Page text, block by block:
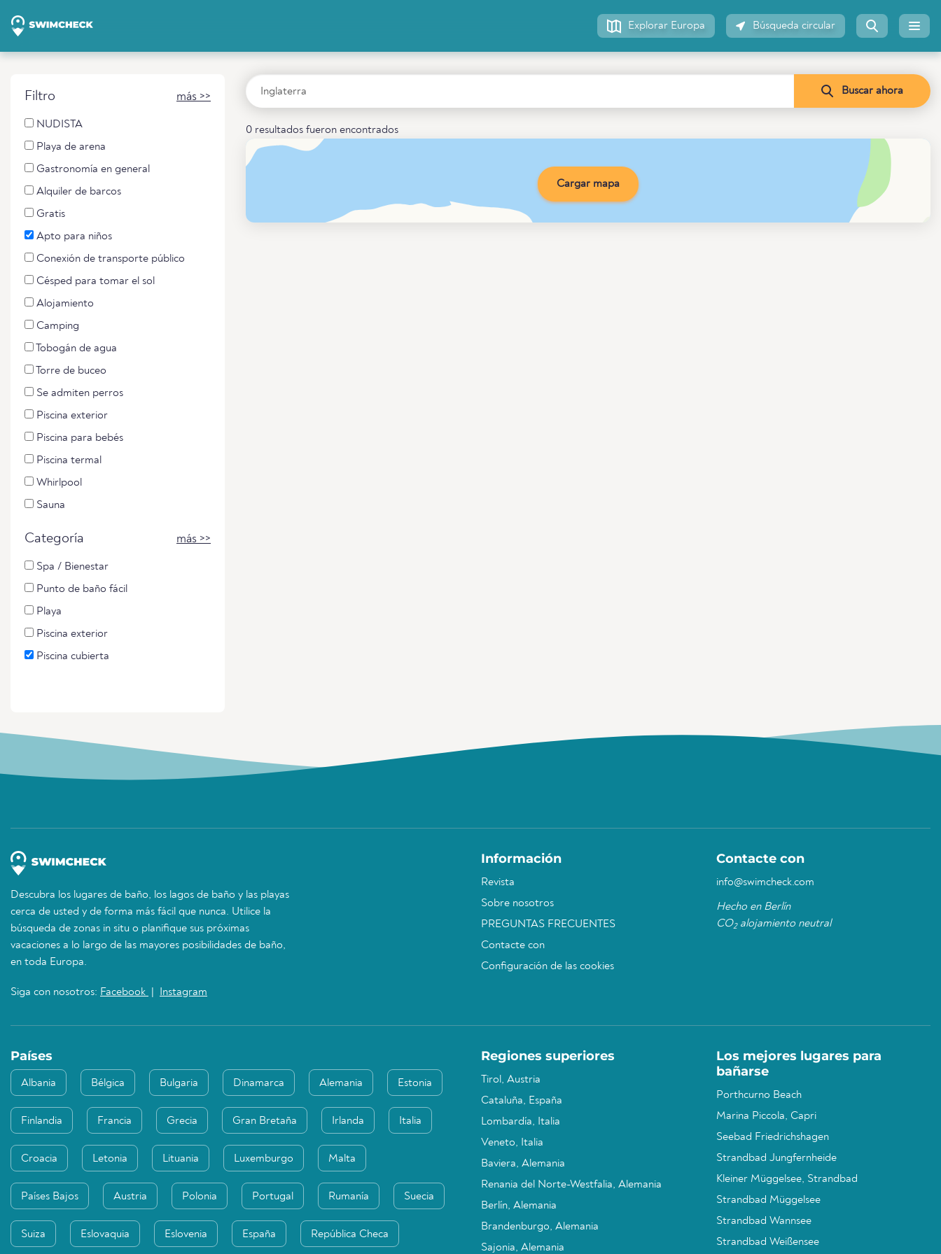
Explorar Europa Búsqueda circular
Filtro más >>
NUDISTA
Playa de arena
Gastronomía en general
Alquiler de barcos
Gratis
Apto para niños
Conexión de transporte público
Césped para tomar el sol
Alojamiento
Camping
Tobogán de agua
Torre de buceo
Se admiten perros
Piscina exterior
Piscina para bebés
Piscina termal
Whirlpool
Sauna
Categoría más >>
Spa / Bienestar
Punto de baño fácil
Playa
Piscina exterior
Piscina cubierta
Buscar ahora
0 resultados fueron encontrados
Cargar mapa
Descubra los lugares de baño, los lagos de baño y las playas
cerca de usted y de forma más fácil que nunca. Utilice la
búsqueda de zonas in situ o planifique sus próximas
vacaciones a lo largo de las mayores posibilidades de baño,
en toda Europa.
Siga con nosotros: Facebook Instagram
Información
Revista
Sobre nosotros
PREGUNTAS FRECUENTES
Contacte con
Configuración de las cookies
Contacte con
info@swimcheck.com
Hecho en Berlín
CO2alojamiento neutral
Países
Albania Bélgica Bulgaria Dinamarca Alemania Estonia
Finlandia Francia Grecia Gran Bretaña Irlanda Italia
Croacia Letonia Lituania Luxemburgo Malta
Países Bajos Austria Polonia Portugal Rumanía Suecia
Suiza Eslovaquia Eslovenia España República Checa
Regiones superiores
Tirol, Austria
Cataluña, España
Lombardía, Italia
Veneto, Italia
Baviera, Alemania
Renania del Norte-Westfalia, Alemania
Berlín, Alemania
Brandenburgo, Alemania
Sajonia, Alemania
Los mejores lugares para
bañarse
Porthcurno Beach
Marina Piccola, Capri
Seebad Friedrichshagen
Strandbad Jungfernheide
Kleiner Müggelsee, Strandbad
Strandbad Müggelsee
Strandbad Wannsee
Strandbad Weißensee